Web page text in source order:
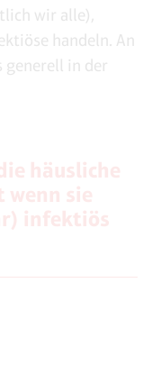
wir alle),
handeln. An
generell in der